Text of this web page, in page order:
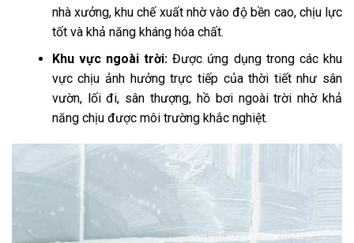
nhà xưởng, khu chế xuất nhờ vào độ bền cao, chịu lực
tốt và khả năng kháng hóa chất.
Khu vực ngoài trời: Được ứng dụng trong các khu
vực chịu ảnh hưởng trực tiếp của thời tiết như sân
vườn, lối đi, sân thượng, hồ bơi ngoài trời nhờ khả
năng chịu được môi trường khắc nghiệt.